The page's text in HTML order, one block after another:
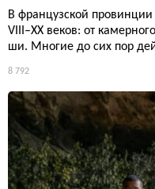
В французской
VIII–XX веков: от
ши. Многие до сих пор
8 792